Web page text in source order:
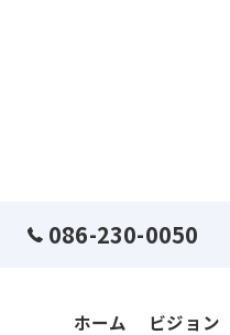
086-230-0050
ホーム ビジョン